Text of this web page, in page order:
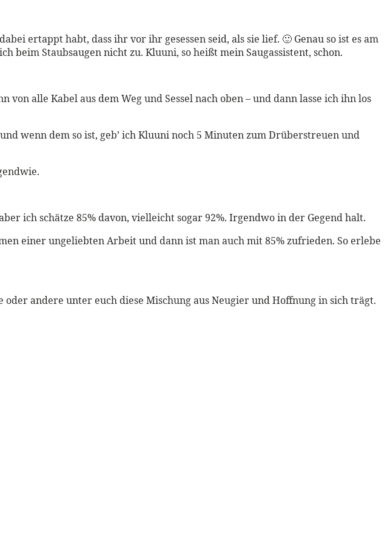
ertappt habt, dass ihr vor ihr gesessen seid, als sie lief. 🙂 Genau so ist es am
beim Staubsaugen nicht zu. Kluuni, so heißt mein Saugassistent, schon.
alle Kabel aus dem Weg und Sessel nach oben – und dann lasse ich ihn los
wenn dem so ist, geb’ ich Kluuni noch 5 Minuten zum Drüberstreuen und
ich schätze 85% davon, vielleicht sogar 92%. Irgendwo in der Gegend halt.
einer ungeliebten Arbeit und dann ist man auch mit 85% zufrieden. So erlebe
andere unter euch diese Mischung aus Neugier und Hoffnung in sich trägt.